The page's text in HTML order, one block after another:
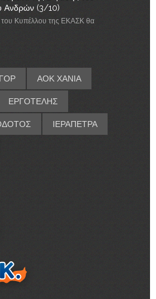
Ανδρών (3/10)
του Κυπέλλου της ΕΚΑΣΚ θα
ΑΟΚ ΧΑΝΙΑ
ΕΡΓΟΤΕΛΗΣ
ΙΕΡΑΠΕΤΡΑ